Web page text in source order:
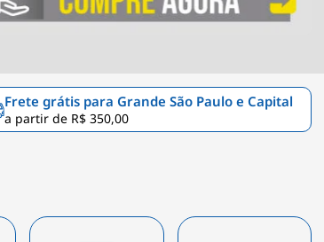
Frete grátis para Grande São Paulo e Capital
a partir de R$ 350,00